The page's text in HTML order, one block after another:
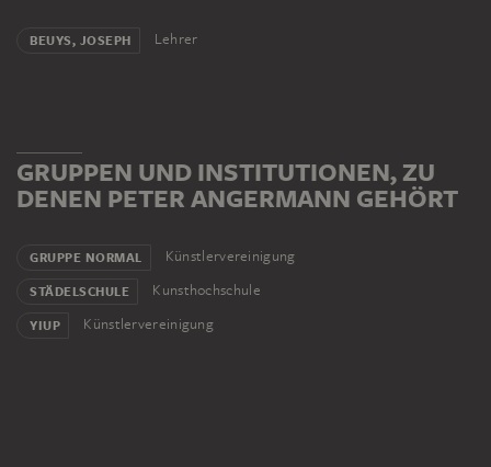
BEUYS, JOSEPH Lehrer
GRUPPEN UND INSTITUTIONEN, ZU
DENEN PETER ANGERMANN GEHÖRT
GRUPPE NORMAL Künstlervereinigung
STÄDELSCHULE Kunsthochschule
YIUP Künstlervereinigung